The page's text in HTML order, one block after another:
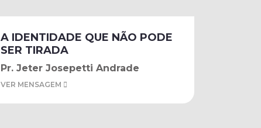
A IDENTIDADE QUE NÃO PODE
SER TIRADA
Pr. Jeter Josepetti Andrade
VER MENSAGEM